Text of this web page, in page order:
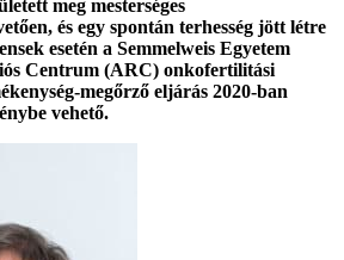
meg mesterséges
és egy spontán terhesség jött létre
esetén a Semmelweis Egyetem
Centrum (ARC) onkofertilitási
megőrző eljárás 2020-ban
vehető.